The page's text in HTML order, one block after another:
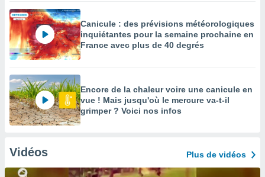
Canicule : des prévisions météorologiques
inquiétantes pour la semaine prochaine en
France avec plus de 40 degrés
Encore de la chaleur voire une canicule en
vue ! Mais jusqu'où le mercure va-t-il
grimper ? Voici nos infos
Vidéos Plus de vidéos